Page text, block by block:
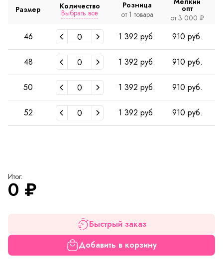
Размер Количество
Выбрать все
Розница
от 1 товара
опт
от 3 000 ₽
46 1 392 руб. 910 руб.
48 1 392 руб. 910 руб.
50 1 392 руб. 910 руб.
52 1 392 руб. 910 руб.
Итог:
0 ₽
Быстрый заказ
Добавить в корзину